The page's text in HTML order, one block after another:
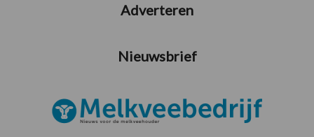
Adverteren
Nieuwsbrief